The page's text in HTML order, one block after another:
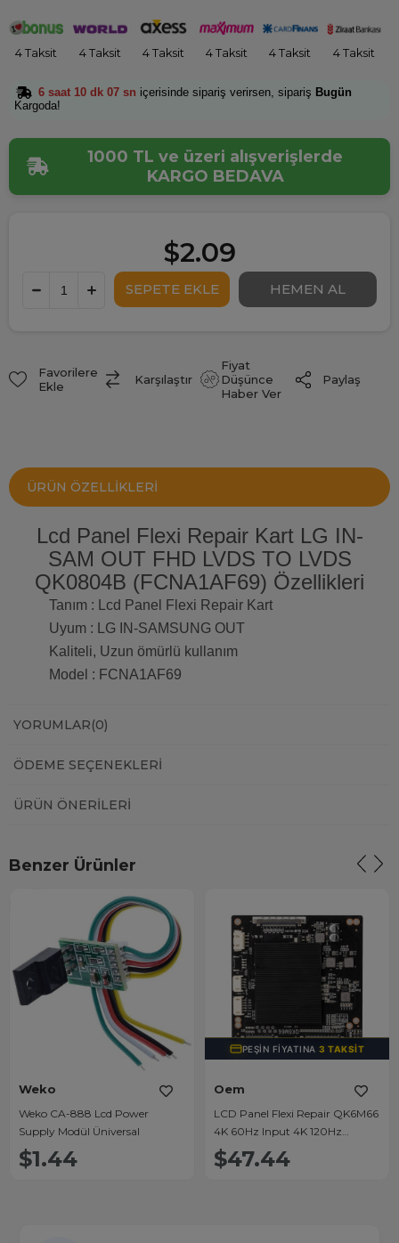
4 Taksit 4 Taksit 4 Taksit 4 Taksit 4 Taksit 4 Taksit
6 saat 10 dk 07 sn içerisinde sipariş verirsen, sipariş Bugün
Kargoda!
1000 TL ve üzeri alışverişlerde
KARGO BEDAVA
$2.09
Favorilere
Ekle
Karşılaştır
Fiyat
Düşünce
Haber Ver
Paylaş
ÜRÜN ÖZELLIKLERI
Lcd Panel Flexi Repair Kart LG IN-
SAM OUT FHD LVDS TO LVDS
QK0804B (FCNA1AF69) Özellikleri
Tanım : Lcd Panel Flexi Repair Kart
Uyum : LG IN-SAMSUNG OUT
Kaliteli, Uzun ömürlü kullanım
Model : FCNA1AF69
YORUMLAR(0)
ÖDEME SEÇENEKLERI
ÜRÜN ÖNERILERI
Benzer Ürünler
Weko
Weko CA-888 Lcd Power
Supply Modül Üniversal
$1.44
PEŞIN FIYATINA3 TAKSIT
Oem
LCD Panel Flexi Repair QK6M66
4K 60Hz Input 4K 120Hz
Output
$47.44